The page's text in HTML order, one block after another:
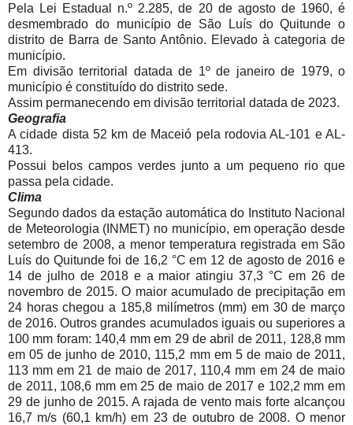
Pela Lei Estadual n.º 2.285, de 20 de agosto de 1960, é
desmembrado do município de São Luís do Quitunde o
distrito de Barra de Santo Antônio. Elevado à categoria de
município.
Em divisão territorial datada de 1º de janeiro de 1979, o
município é constituído do distrito sede.
Assim permanecendo em divisão territorial datada de 2023.
Geografia
A cidade dista 52 km de Maceió pela rodovia AL-101 e AL-
413.
Possui belos campos verdes junto a um pequeno rio que
passa pela cidade.
Clima
Segundo dados da estação automática do Instituto Nacional
de Meteorologia (INMET) no município, em operação desde
setembro de 2008, a menor temperatura registrada em São
Luís do Quitunde foi de 16,2 °C em 12 de agosto de 2016 e
14 de julho de 2018 e a maior atingiu 37,3 °C em 26 de
novembro de 2015. O maior acumulado de precipitação em
24 horas chegou a 185,8 milímetros (mm) em 30 de março
de 2016. Outros grandes acumulados iguais ou superiores a
100 mm foram: 140,4 mm em 29 de abril de 2011, 128,8 mm
em 05 de junho de 2010, 115,2 mm em 5 de maio de 2011,
113 mm em 21 de maio de 2017, 110,4 mm em 24 de maio
de 2011, 108,6 mm em 25 de maio de 2017 e 102,2 mm em
29 de junho de 2015. A rajada de vento mais forte alcançou
16,7 m/s (60,1 km/h) em 23 de outubro de 2008. O menor